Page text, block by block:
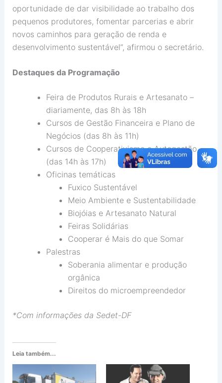
oportunidade de dar visibilidade ao trabalho dos
pequenos produtores, fomentar parcerias e abrir
novos caminhos para geração de renda e
desenvolvimento sustentável”, afirmou o secretário.
Destaques da Programação
Feira de Produtos Rurais e Artesanato –
diariamente, das 8h às 18h
Cursos de Gestão Financeira e Plano de
Negócios (das 8h às 11h)
Cursos de Cooperativismo e Autogestão
(das 14h às 17h)
Oficinas temáticas
Fuxico Sustentável
Meio Ambiente e Sustentabilidade
Biojóias e Artesanato Natural
Feiras Solidárias
Cooperar é Mais do que Somar
Palestras
Soberania alimentar e produção
orgânica
Direitos do microempreendedor
*Com informações da Sedet-DF
Leia também...